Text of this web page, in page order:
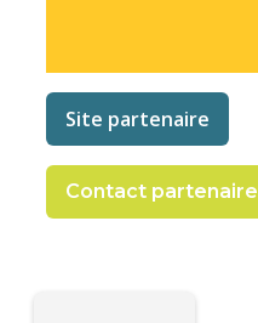
Site partenaire
Contact partenaire